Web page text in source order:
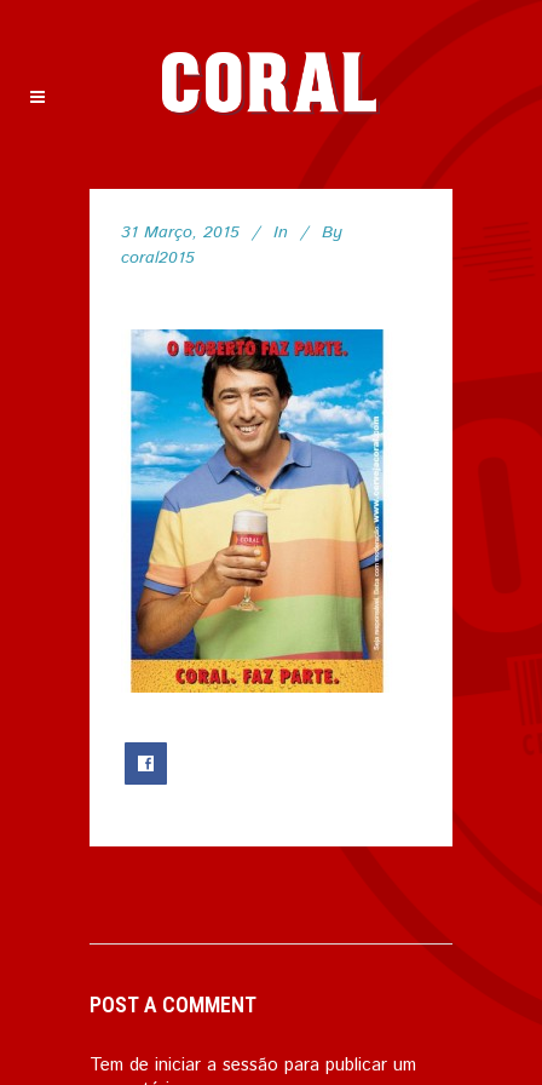
31 Março, 2015 In
By
coral2015
POST A COMMENT
Tem de iniciar a sessão para publicar um